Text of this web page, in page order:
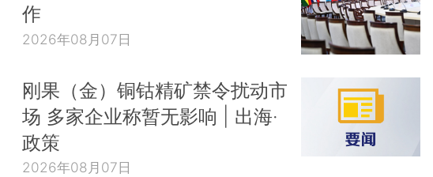
作
2026年08月07日
刚果（金）铜钴精矿禁令扰动市
场 多家企业称暂无影响 | 出海·
政策
2026年08月07日